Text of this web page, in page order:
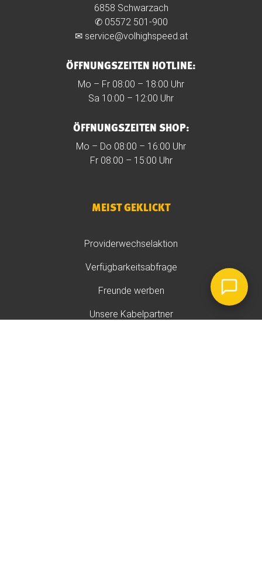
6858 Schwarzach
✆ 05572 501-900
✉ service@volhighspeed.at
ÖFFNUNGSZEITEN HOTLINE:
Mo – Fr 08:00 – 18:00 Uhr
Sa 10:00 – 12:00 Uhr
ÖFFNUNGSZEITEN SHOP:
Mo – Do 08:00 – 16:00 Uhr
Fr 08:00 – 15:00 Uhr
MEIST GEKLICKT
Providerwechselaktion
Verfügbarkeitsabfrage
Freunde werben
Unsere Kabelpartner